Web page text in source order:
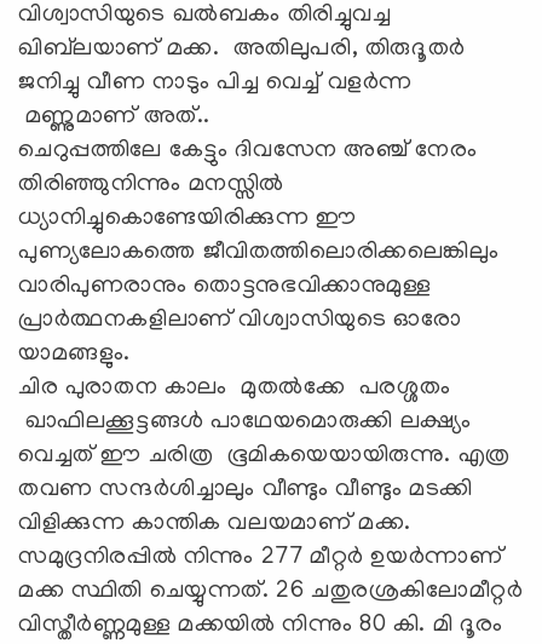
വിശ്വാസിയുടെ ഖൽബകം തിരിച്ചുവച്ച
ഖിബ്‌ലയാണ് മക്ക. അതിലുപരി, തിരുദൂതർ
ജനിച്ചു വീണ നാടും പിച്ച വെച്ച് വളര്‍ന്ന
മണ്ണുമാണ് അത്..
ചെറുപ്പത്തിലേ കേട്ടും ദിവസേന അഞ്ച് നേരം
തിരിഞ്ഞുനിന്നും മനസ്സിൽ
ധ്യാനിച്ചുകൊണ്ടേയിരിക്കുന്ന ഈ
പുണ്യലോകത്തെ ജീവിതത്തിലൊരിക്കലെങ്കിലും
വാരിപുണരാനും തൊട്ടനുഭവിക്കാനുമുള്ള
പ്രാർത്ഥനകളിലാണ് വിശ്വാസിയുടെ ഓരോ
യാമങ്ങളും.
ചിര പുരാതന കാലം മുതൽക്കേ പരശ്ശതം
ഖാഫിലക്കൂട്ടങ്ങൾ പാഥേയമൊരുക്കി ലക്ഷ്യം
വെച്ചത് ഈ ചരിത്ര ഭൂമികയെയായിരുന്നു. എത്ര
തവണ സന്ദർശിച്ചാലും വീണ്ടും വീണ്ടും മടക്കി
വിളിക്കുന്ന കാന്തിക വലയമാണ് മക്ക.
സമുദ്രനിരപ്പിൽ നിന്നും 277 മീറ്റർ ഉയർന്നാണ്
മക്ക സ്ഥിതി ചെയ്യുന്നത്. 26 ചതുരശ്രകിലോമീറ്റർ
വിസ്തീർണ്ണമുള്ള മക്കയിൽ നിന്നും 80 കി. മി ദൂരം